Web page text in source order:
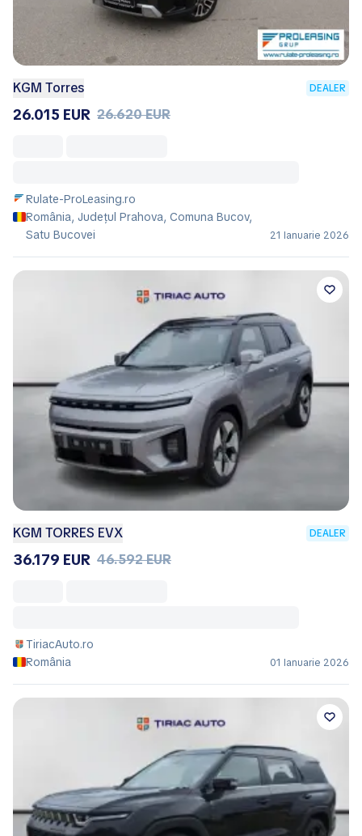
KGM Torres DEALER
26.015 EUR 26.620 EUR
Rulate-ProLeasing.ro
România, Județul Prahova, Comuna Bucov,
Satu Bucovei
21 Ianuarie 2026
KGM TORRES EVX DEALER
36.179 EUR 46.592 EUR
TiriacAuto.ro
România
01 Ianuarie 2026